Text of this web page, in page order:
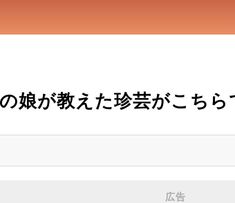
娘が教えた珍芸がこちら
広告